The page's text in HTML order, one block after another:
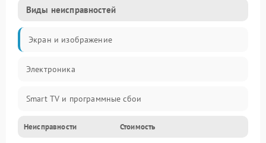
Виды неисправностей
Экран и изображение
Электроника
Smart TV и программные сбои
Питание и запуск
Неисправности Стоимость